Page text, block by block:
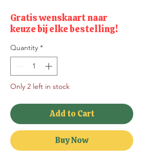
Gratis wenskaart naar
keuze bij elke bestelling!
Quantity *
Only 2 left in stock
Add to Cart
Buy Now